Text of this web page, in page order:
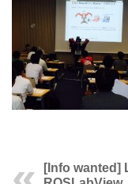
[Info wanted]